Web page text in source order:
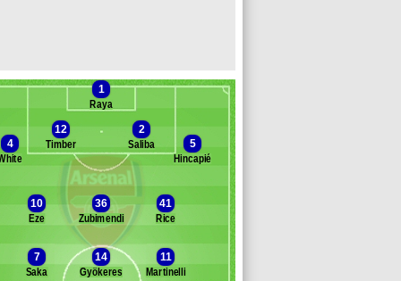
Banc des remplaçants Arsenal
Skelly
1
Raya
12
Timber
2
Saliba
4
5
Hincapié
10
Eze
36
Zubimendi
41
Rice
7
Saka
14
Gyökeres
11
Martinelli